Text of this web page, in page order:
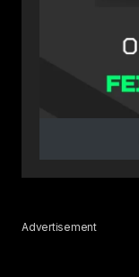
Advertisement